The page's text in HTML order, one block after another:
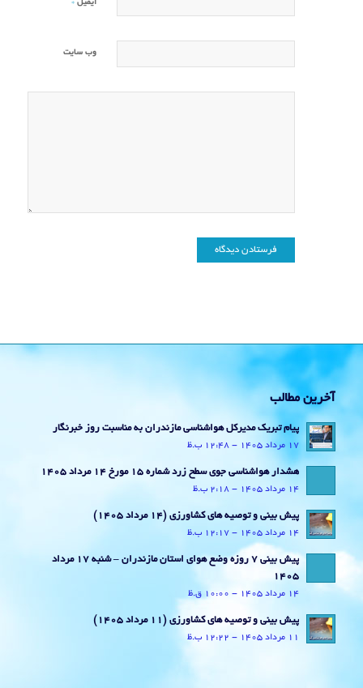
ایمیل *
وب‌ سایت
آخرین مطالب
پیام تبریک مدیرکل هواشناسی مازندران به مناسبت روز خبرنگار
17 مرداد 1405 - 12:48 ب.ظ
هشدار هواشناسی جوی سطح زرد شماره 15 مورخ 14 مرداد 1405
14 مرداد 1405 - 2:18 ب.ظ
پیش بینی و توصیه های کشاورزی (14 مرداد ۱۴۰۵)
14 مرداد 1405 - 12:17 ب.ظ
پیش بینی 7 روزه وضع هوای استان مازندران – شنبه 17 مرداد
1405
14 مرداد 1405 - 10:00 ق.ظ
پیش بینی و توصیه های کشاورزی (11 مرداد ۱۴۰۵)
11 مرداد 1405 - 12:22 ب.ظ